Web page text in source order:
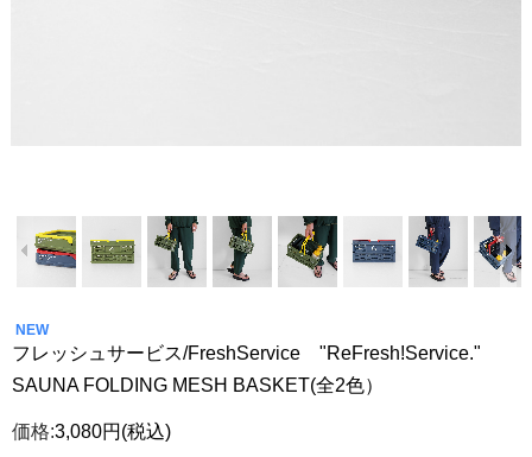
NEW
フレッシュサービス/FreshService "ReFresh!Service."
SAUNA FOLDING MESH BASKET(全2色）
価格:3,080円 (税込)